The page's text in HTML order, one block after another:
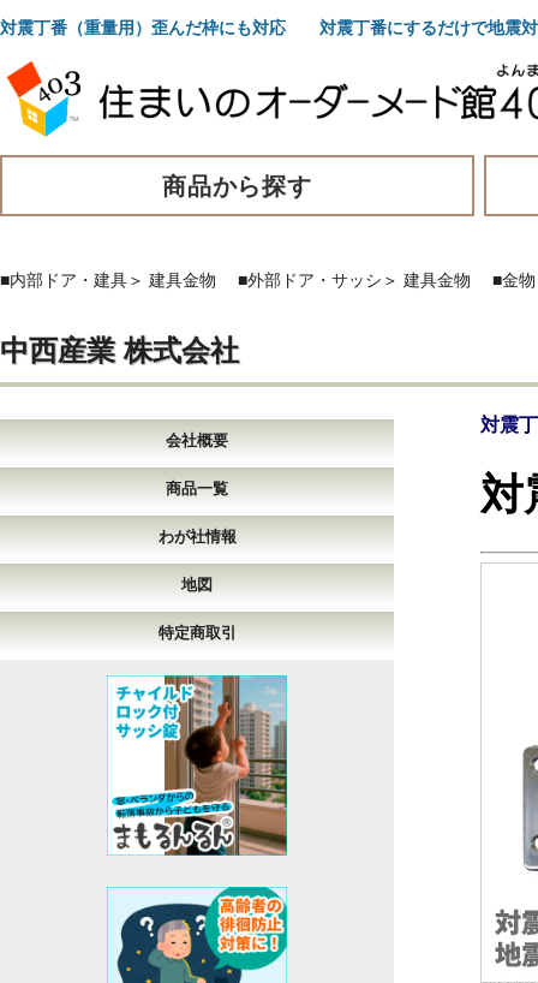
対震丁番（重量用）歪んだ枠にも対応 対震丁番にするだけで地震
商品から探す
■内部ドア・建具＞ 建具金物 ■外部ドア・サッシ ＞ 建具金物 ■金
中西産業 株式会社
会社概要
商品一覧
わが社情報
地図
特定商取引
対震
対